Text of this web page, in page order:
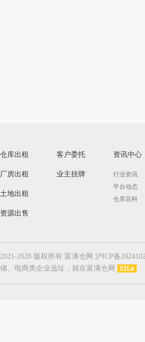
仓库出租
厂房出租
土地出租
资源出售
客户委托
业主挂牌
资讯中心
行业资讯
平台动态
仓库百科
2021-2028 版权所有 富满仓网 沪ICP备
储、电商类企业选址，就在富满仓网
51La